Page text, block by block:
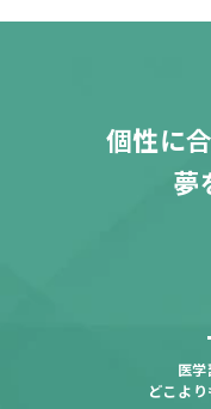
個性に
夢
医
どこよ